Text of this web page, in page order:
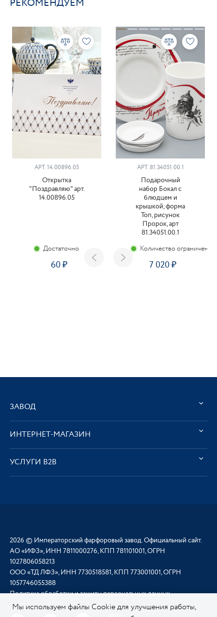
РЕКОМЕНДУЕМ
АРТ. 14.00896.05
Открытка
"Поздравляю" арт.
14.00896.05
Достаточно
60
АРТ. 81.34051.00.1
Подарочный
набор Бокал с
блюдцем и
крышкой, форма
Топ, рисунок
Пророк, арт
81.34051.00.1
Количество ограничено
7 020
ЗАВОД
ИНТЕРНЕТ-МАГАЗИН
УСЛУГИ В2В
2026 © Императорский фарфоровый завод. Официальный сайт.
АО «ИФЗ», ИНН 7811000276, КПП 781101001, ОГРН
1027806058213
ООО «ТД ЛФЗ», ИНН 7730518581, КПП 773001001, ОГРН
1057746055388
Политика обработки и защиты персональных данных
Мы используем файлы Cookie для улучшения работы,